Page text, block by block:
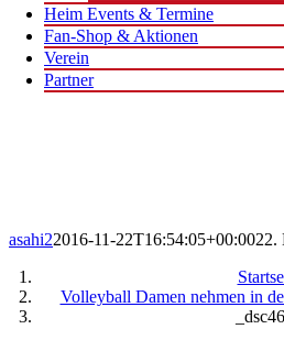
Heim Events & Termine
Fan-Shop & Aktionen
Verein
Partner
asahi22016-11-22T16:54:05+00:0022.
Volleyball Damen nehmen in